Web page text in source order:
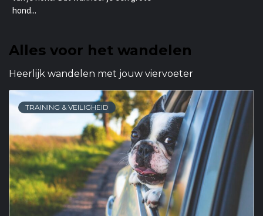
hond...
Alles voor het wandelen
Heerlijk wandelen met jouw viervoeter
TRAINING & VEILIGHEID